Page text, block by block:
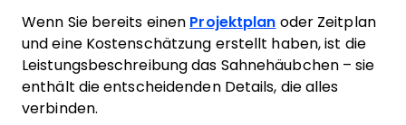
Wenn Sie bereits einen Projektplan oder Zeitplan
und eine Kostenschätzung erstellt haben, ist die
Leistungsbeschreibung das Sahnehäubchen – sie
enthält die entscheidenden Details, die alles
verbinden.